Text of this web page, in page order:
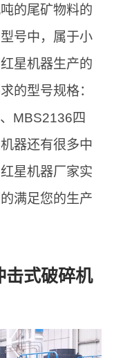
的尾矿物料的
号中，属于小
星机器生产的
的型号规格：
MBS2136四
器还有很多中
星机器厂家实
满足您的生产
击式破碎机